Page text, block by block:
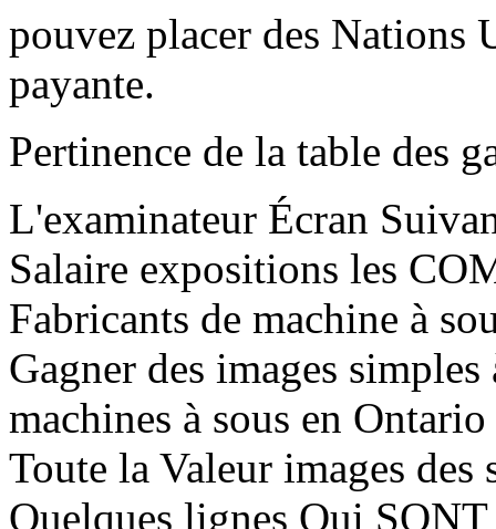
pouvez placer des Nations
payante.
Pertinence de la table des
L'examinateur Écran
Salaire expositions les
Fabricants de machine à
Gagner des images
machines à sous en
Toute la Valeur images
Quelques lignes Qui